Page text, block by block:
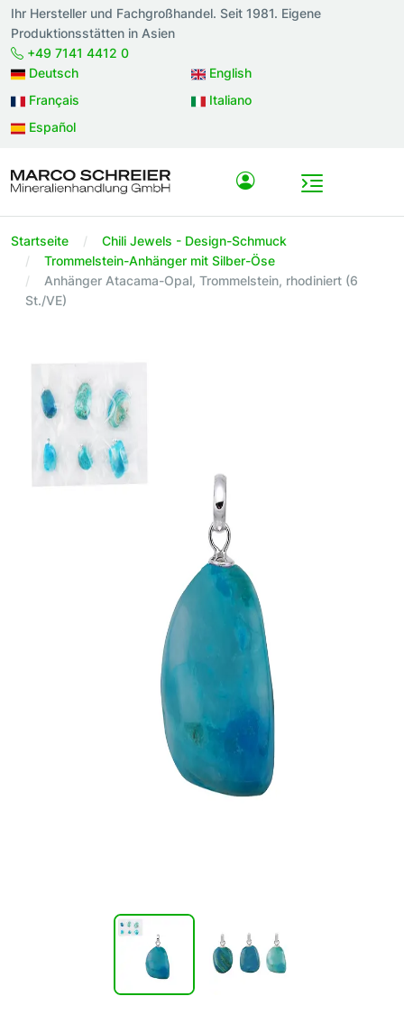
Ihr Hersteller und Fachgroßhandel. Seit 1981. Eigene
Produktionsstätten in Asien
+49 7141 4412 0
Deutsch
English
Français
Italiano
Español
Startseite
Chili Jewels - Design-Schmuck
Trommelstein-Anhänger mit Silber-Öse
Anhänger Atacama-Opal, Trommelstein, rhodiniert (6
St./VE)